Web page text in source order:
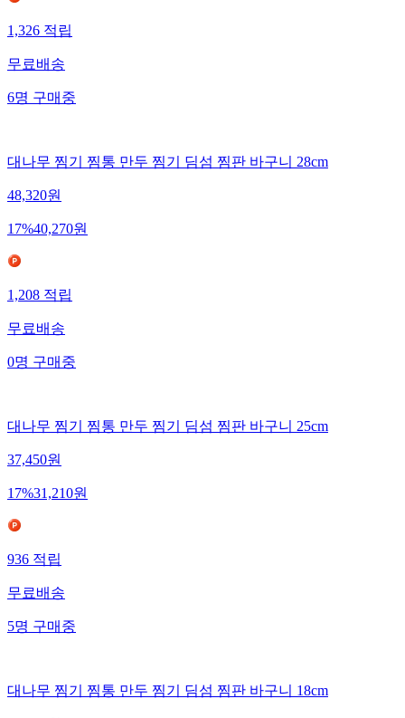
1,326적립
무료배송
6명구매중
대나무 찜기 찜통 만두 찜기 딤섬 찜판 바구니 28cm
48,320원
17%40,270원
1,208적립
무료배송
0명구매중
대나무 찜기 찜통 만두 찜기 딤섬 찜판 바구니 25cm
37,450원
17%31,210원
936적립
무료배송
5명구매중
대나무 찜기 찜통 만두 찜기 딤섬 찜판 바구니 18cm